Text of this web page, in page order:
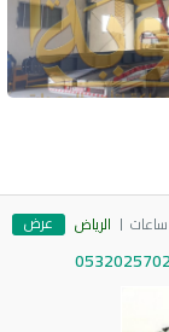
الرياض عرض